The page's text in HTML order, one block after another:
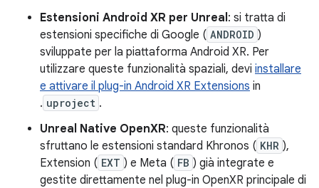
Estensioni Android XR per Unreal: si tratta di
estensioni specifiche di Google ( ANDROID )
sviluppate per la piattaforma Android XR. Per
utilizzare queste funzionalità spaziali, devi installare
e attivare il plug-in Android XR Extensions in
. uproject .
Unreal Native OpenXR: queste funzionalità
sfruttano le estensioni standard Khronos ( KHR ),
Extension ( EXT ) e Meta ( FB ) già integrate e
gestite direttamente nel plug-in OpenXR principale di